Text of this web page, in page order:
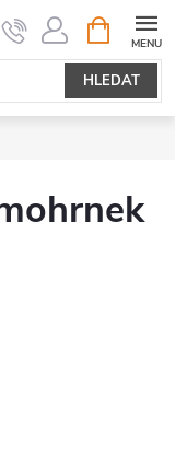
HLEDAT
NÁKUPNÍ
KOŠÍK